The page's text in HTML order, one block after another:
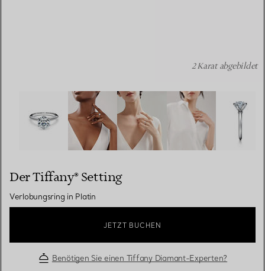
Der Tiffany® Setting: Verlobungsring in Platin
2 Karat abgebildet
Der Tiffany® Setting
Verlobungsring in Platin
JETZT BUCHEN
Benötigen Sie einen Tiffany Diamant-Experten?